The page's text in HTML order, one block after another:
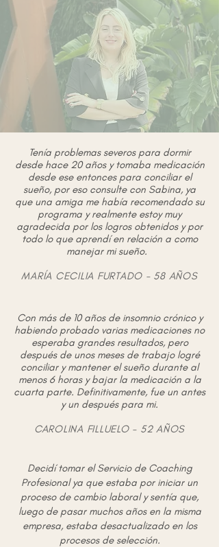
Tenía problemas severos para dormir
desde hace 20 años y tomaba medicación
desde ese entonces para conciliar el
sueño, por eso consulte con Sabina, ya
que una amiga me había recomendado su
programa y realmente estoy muy
agradecida por los logros obtenidos y por
todo lo que aprendí en relación a como
manejar mi sueño.
MARÍA CECILIA FURTADO - 58 AÑOS
Con más de 10 años de insomnio crónico y
habiendo probado varias medicaciones no
esperaba grandes resultados, pero
después de unos meses de trabajo logré
conciliar y mantener el sueño durante al
menos 6 horas y bajar la medicación a la
cuarta parte. Definitivamente, fue un antes
y un después para mi.
CAROLINA FILLUELO - 52 AÑOS
Decidí tomar el Servicio de Coaching
Profesional ya que estaba por iniciar un
proceso de cambio laboral y sentía que,
luego de pasar muchos años en la misma
empresa, estaba desactualizado en los
procesos de selección.